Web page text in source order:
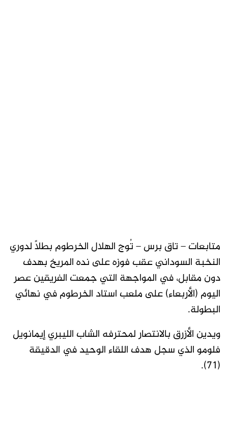
متابعات – تاق برس – تُوج الهلال الخرطوم بطلاً لدوري
النخبة السوداني عقب فوزه على نده المريخ بهدف
دون مقابل، في المواجهة التي جمعت الفريقين عصر
اليوم (الأربعاء) على ملعب استاد الخرطوم في نهائي
البطولة.
ويدين الأزرق بالانتصار لمحترفه الشاب الليبري إيمانويل
فلومو الذي سجل هدف اللقاء الوحيد في الدقيقة
(71).